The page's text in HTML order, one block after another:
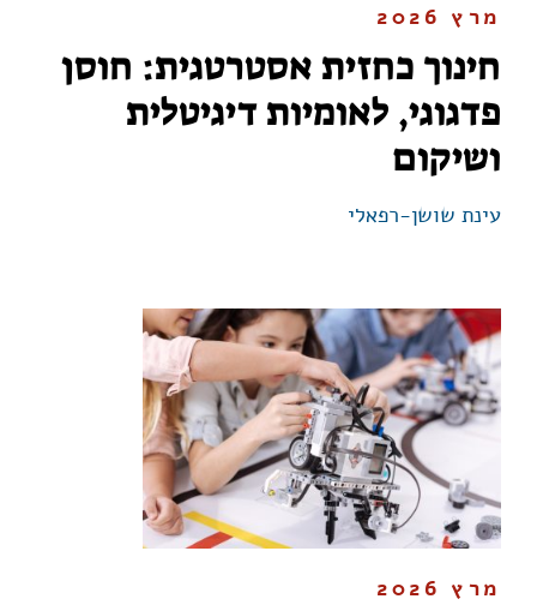
מרץ 2026
חינוך כחזית אסטרטגית: חוסן
פדגוגי, לאומיות דיגיטלית
ושיקום
עינת שושן-רפאלי
מרץ 2026